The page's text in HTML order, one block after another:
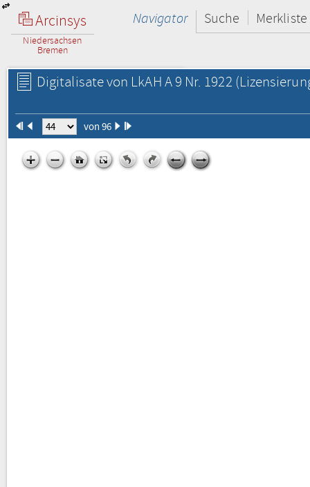
Arcinsys
Niedersachsen
Bremen
Navigator Suche Merkliste
Digitalisate von LkAH A 9 Nr. 1922
von 96